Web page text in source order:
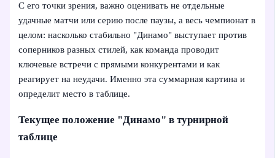
С его точки зрения, важно оценивать не отдельные
удачные матчи или серию после паузы, а весь чемпионат в
целом: насколько стабильно "Динамо" выступает против
соперников разных стилей, как команда проводит
ключевые встречи с прямыми конкурентами и как
реагирует на неудачи. Именно эта суммарная картина и
определит место в таблице.
Текущее положение "Динамо" в турнирной
таблице